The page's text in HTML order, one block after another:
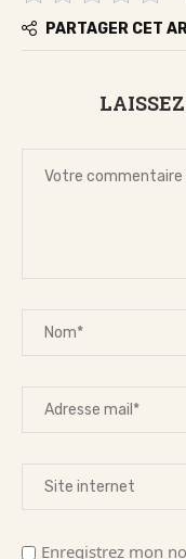
PARTAGER CET
Enregistrez mon